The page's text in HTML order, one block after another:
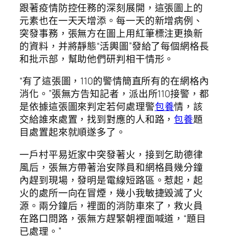
跟著疫情防控任務的深刻展開，這張圖上的
元素也在一天天增添。每一天的新增病例、
突發事務，張無方在圖上用紅筆標注更換新
的資料，并將靜態“活輿圖”發給了每個網格長
和批示部，幫助他們研判相干情形。
“有了這張圖，110的警情簡直所有的在網格內
消化。”張無方告知記者，派出所110接警，都
是依據這張圖來判定若何處理警包養情，該
交給誰來處置，找到對應的人和路，包養題
目處置起來就順遂多了。
一戶村平易近家中突發著火，接到乞助德律
風后，張無方帶著治安隊員和網格員幾分鐘
內趕到現場，發明是電線短路區。惹起，起
火的處所一向在冒煙，幾小我敏捷毀滅了火
源。兩分鐘后，裡面的消防車來了，救火員
在路口問路，張無方趕緊朝裡面喊道，“題目
已處理。”